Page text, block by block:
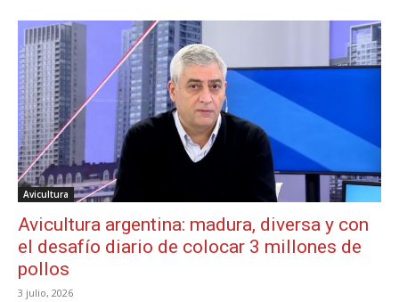
Avicultura
Avicultura argentina: madura, diversa y con
el desafío diario de colocar 3 millones de
pollos
3 julio, 2026